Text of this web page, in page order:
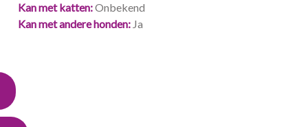
Kan met katten Onbekend
Kan met andere honden Ja